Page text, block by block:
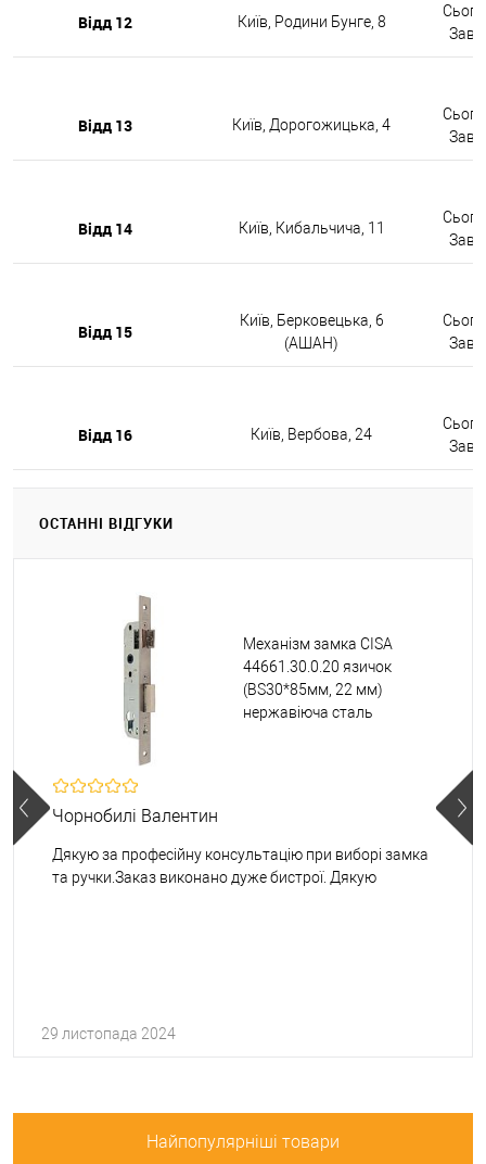
Відд 12 Київ, Родини Бунге, 8
Відд 13 Київ, Дорогожицька, 4
Відд 14 Київ, Кибальчича, 11
Відд 15
Київ, Берковецька, 6
(АШАН)
Відд 16 Київ, Вербова, 24
ОСТАННІ ВІДГУКИ
Механізм замка CISA
44661.30.0.20 язичок
(BS30*85мм, 22 мм)
нержавіюча сталь
Чорнобилі Валентин
Дякую за професійну консультацію при виборі замка
та ручки.Заказ виконано дуже бистрої. Дякую
29 листопада 2024
Найпопулярніші товари